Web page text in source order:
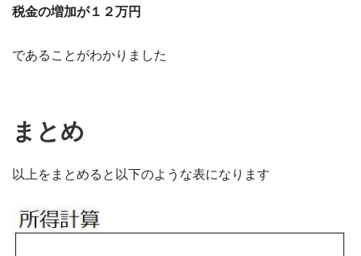
税金の増加が１２万円
であることがわかりました
まとめ
以上をまとめると以下のような表になります